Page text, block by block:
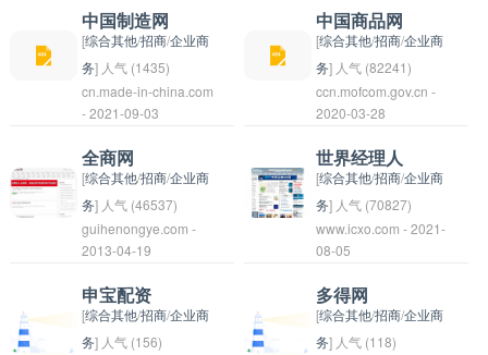
的采购信息查询和发布
渠道，促进了政府采购
的透明度和效率。通过
中国政府采购网，政府
可以更好地监督和管理
采购过程，同时也为参
与者提供了公平竞争的
机会。
包括负责制定外贸政
策、推动对外贸易合
作、参与国际经贸谈
判、处理贸易争端、推
动外商投资等。中国商
务部是中国政府中负责
对外经济关系的重要部
门之一。
为企业和个人提供招标
公告、招标文件、招标
结果等相关信息，帮助
用户及时了解市场动向
和机会。通过该网站，
用户可以获取到各行业
领域的招标项目，以便
参与竞标和开展商务活
动。
或同行业的人一起，指
的是与其他人一同从事
某种活动或工作。这个
词组通常用来形容在某
个领域或行业中与其他
人共同努力、合作或竞
争。
中国制造网
[综合其他/招商/企业商
务] 人气 (1435)
中国制造网是一个专门
为中国制造业提供信
息、交流和合作平台的
网站。用户可以在这里
找到关于制造业各个领
域的报道、展会信息、
行业动态等内容，还可
以通过网站上的平台进
行产品展示、交流合
作，促进中国制造业的
cn.made-in-china.com
- 2021-09-03
中国商品网
[综合其他/招商/企业商
务] 人气 (82241)
中国商品网可以指代一
个网站、平台或市场，
提供用于购买或出售中
国商品的服务。这种网
站通常为消费者和商家
提供一个平台，方便他
们浏览和购买各种来自
中国的产品，如服装、
电子产品、家居用品
等。通过中国商品网，
ccn.mofcom.gov.cn -
2020-03-28
全商网
[综合其他/招商/企业商
务] 人气 (46537)
全商网是一个中国的电
子商务平台，提供各种
商品和服务的在线购买
和交易。用户可以在平
台上浏览和购买各种商
guihenongye.com -
2013-04-19
世界经理人
[综合其他/招商/企业商
务] 人气 (70827)
世界经理人（World
Manager）是一个专注
于管理和领导力发展的
在线平台，提供各种管
理领域的资讯、资源和
www.icxo.com - 2021-
08-05
申宝配资
[综合其他/招商/企业商
务] 人气 (156)
多得网
[综合其他/招商/企业商
务] 人气 (118)